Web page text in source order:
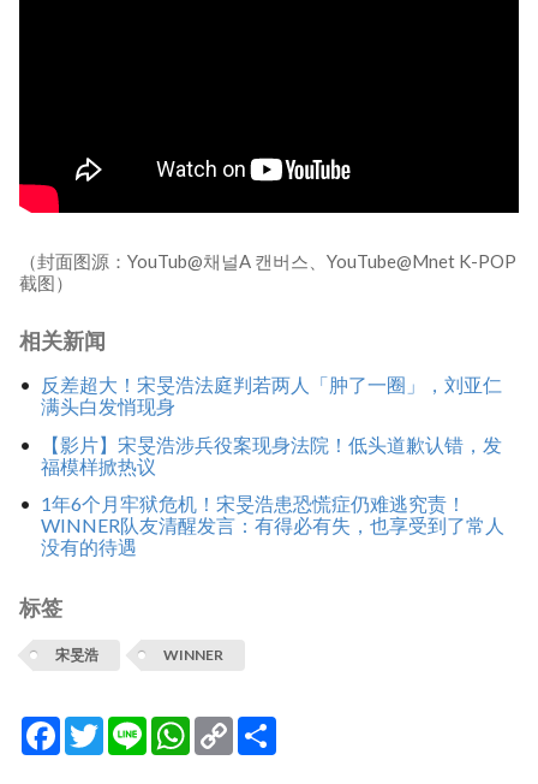
（封面图源：YouTub@채널A 캔버스、YouTube@Mnet K-POP
截图）
相关新闻
反差超大！宋旻浩法庭判若两人「肿了一圈」，刘亚仁
满头白发悄现身
【影片】宋旻浩涉兵役案现身法院！低头道歉认错，发
福模样掀热议
1年6个月牢狱危机！宋旻浩患恐慌症仍难逃究责！
WINNER队友清醒发言：有得必有失，也享受到了常人
没有的待遇
标签
宋旻浩 WINNER
Facebook
TwitterLine WhatsApp
Copy
Link